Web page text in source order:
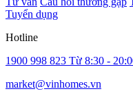
Tuyển dụng
Hotline
1900 998 823 Từ 8:30 -
market@vinhomes.vn